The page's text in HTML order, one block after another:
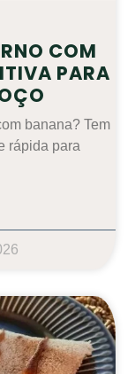
COM
PARA
banana? Tem
rápida para